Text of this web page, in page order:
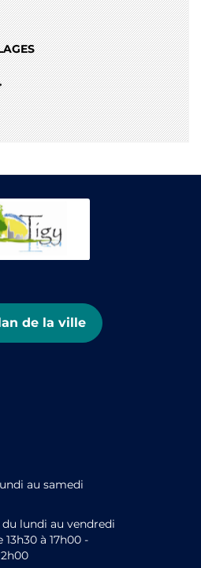
de la ville
au samedi
lundi au vendredi
à 17h00 -